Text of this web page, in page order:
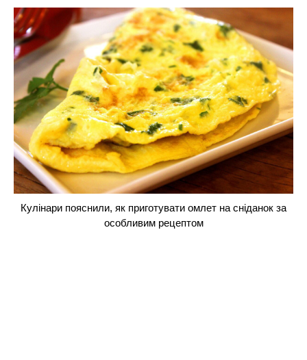
Кулінари пояснили, як приготувати омлет на сніданок за
особливим рецептом